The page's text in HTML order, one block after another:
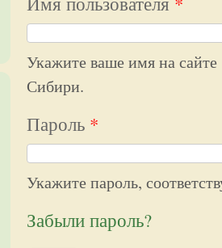
Укажите ваше имя на
Сибири.
Пароль *
Укажите пароль,
Забыли пароль?